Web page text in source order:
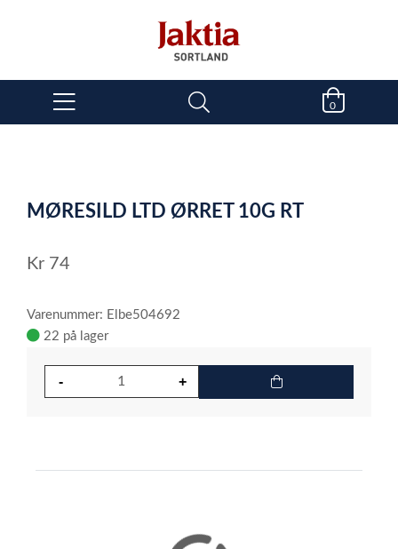
0
MØRESILD LTD ØRRET 10G RT
Kr 74
Varenummer: Elbe504692
22 på lager